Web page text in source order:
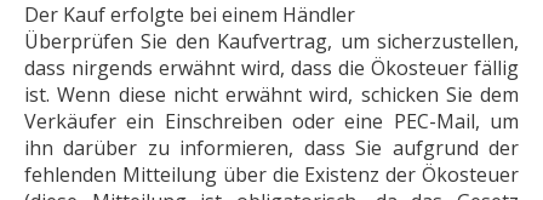
Der Kauf erfolgte bei einem Händler
Überprüfen Sie den Kaufvertrag, um sicherzustellen,
dass nirgends erwähnt wird, dass die Ökosteuer fällig
ist. Wenn diese nicht erwähnt wird, schicken Sie dem
Verkäufer ein Einschreiben oder eine PEC-Mail, um
ihn darüber zu informieren, dass Sie aufgrund der
fehlenden Mitteilung über die Existenz der Ökosteuer